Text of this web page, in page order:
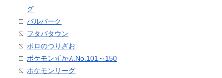
グ
パルパーク
フタバタウン
ボロのつりざお
ポケモンずかんNo.101～150
ポケモンリーグ